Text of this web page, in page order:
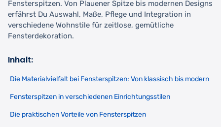
Fensterspitzen. Von Plauener Spitze bis modernen Designs
erfährst Du Auswahl, Maße, Pflege und Integration in
verschiedene Wohnstile für zeitlose, gemütliche
Fensterdekoration.
Inhalt:
Die Materialvielfalt bei Fensterspitzen: Von klassisch bis modern
Fensterspitzen in verschiedenen Einrichtungsstilen
Die praktischen Vorteile von Fensterspitzen